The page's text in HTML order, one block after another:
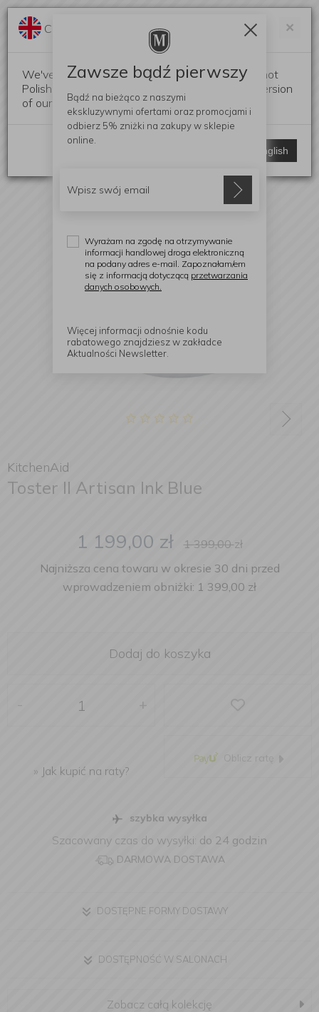
KitchenAid
Toster II Artisan Ink Blue
1 199,00 zł 1 399,00zł
Najniższa cena towaru w okresie 30 dni przed
wprowadzeniem obniżki: 1 399,00 zł
Dodaj do koszyka
- +
» Jak kupić na raty?
szybka wysyłka
Szacowany czas do wysyłki: do 24 godzin
DARMOWA DOSTAWA
DOSTĘPNE FORMY DOSTAWY
DOSTĘPNOŚĆ W SALONACH
Zobacz całą kolekcję
×
Change language?
We've detected that your browser language is not
Polish. Would you like to switch to the English version
of our website?
Switch to English
Zawsze bądź pierwszy
Bądź na bieżąco z naszymi
ekskluzywnymi ofertami oraz promocjami i
odbierz 5% zniżki na zakupy w sklepie
online.
Wyrażam na zgodę na otrzymywanie
informacji handlowej droga elektroniczną
na podany adres e-mail. Zapoznałam/em
się z informacją dotyczącą przetwarzania
danych osobowych.
Więcej informacji odnośnie kodu
rabatowego znajdziesz w zakładce
Aktualności Newsletter.